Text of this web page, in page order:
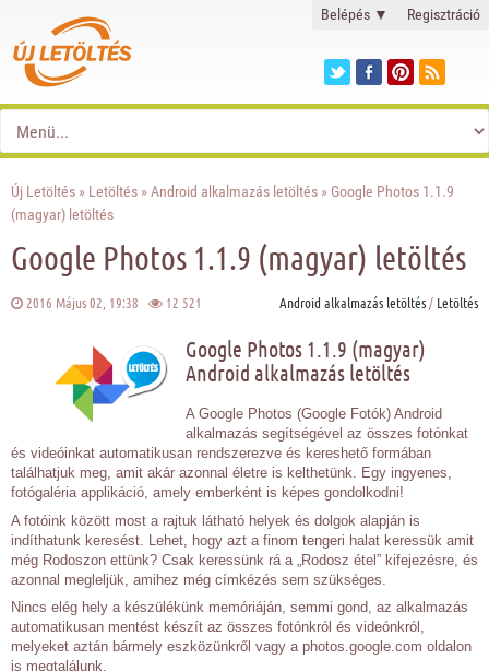
Belépés ▼ Regisztráció
Új Letöltés » Letöltés »Android alkalmazás letöltés » Google Photos 1.1.9
(magyar) letöltés
Google Photos 1.1.9 (magyar) letöltés
2016 Május 02, 19:38 12 521 Android alkalmazás letöltés/ Letöltés
Google Photos 1.1.9 (magyar)
Android alkalmazás letöltés
A Google Photos (Google Fotók) Android
alkalmazás segítségével az összes fotónkat
és videóinkat automatikusan rendszerezve és kereshető formában
találhatjuk meg, amit akár azonnal életre is kelthetünk. Egy ingyenes,
fotógaléria applikáció, amely emberként is képes gondolkodni!
A fotóink között most a rajtuk látható helyek és dolgok alapján is
indíthatunk keresést. Lehet, hogy azt a finom tengeri halat keressük amit
még Rodoszon ettünk? Csak keressünk rá a „Rodosz étel” kifejezésre, és
azonnal megleljük, amihez még címkézés sem szükséges.
Nincs elég hely a készülékünk memóriáján, semmi gond, az alkalmazás
automatikusan mentést készít az összes fotónkról és videónkról,
melyeket aztán bármely eszközünkről vagy a photos.google.com oldalon
is megtalálunk.